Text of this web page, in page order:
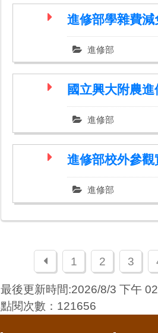
進修部學雜費減
進修部
國立興大附農
進修部
進修部校外參
進修部
上一頁1 2 3
最後更新時間:2026/8/3 下午
點閱次數：121656